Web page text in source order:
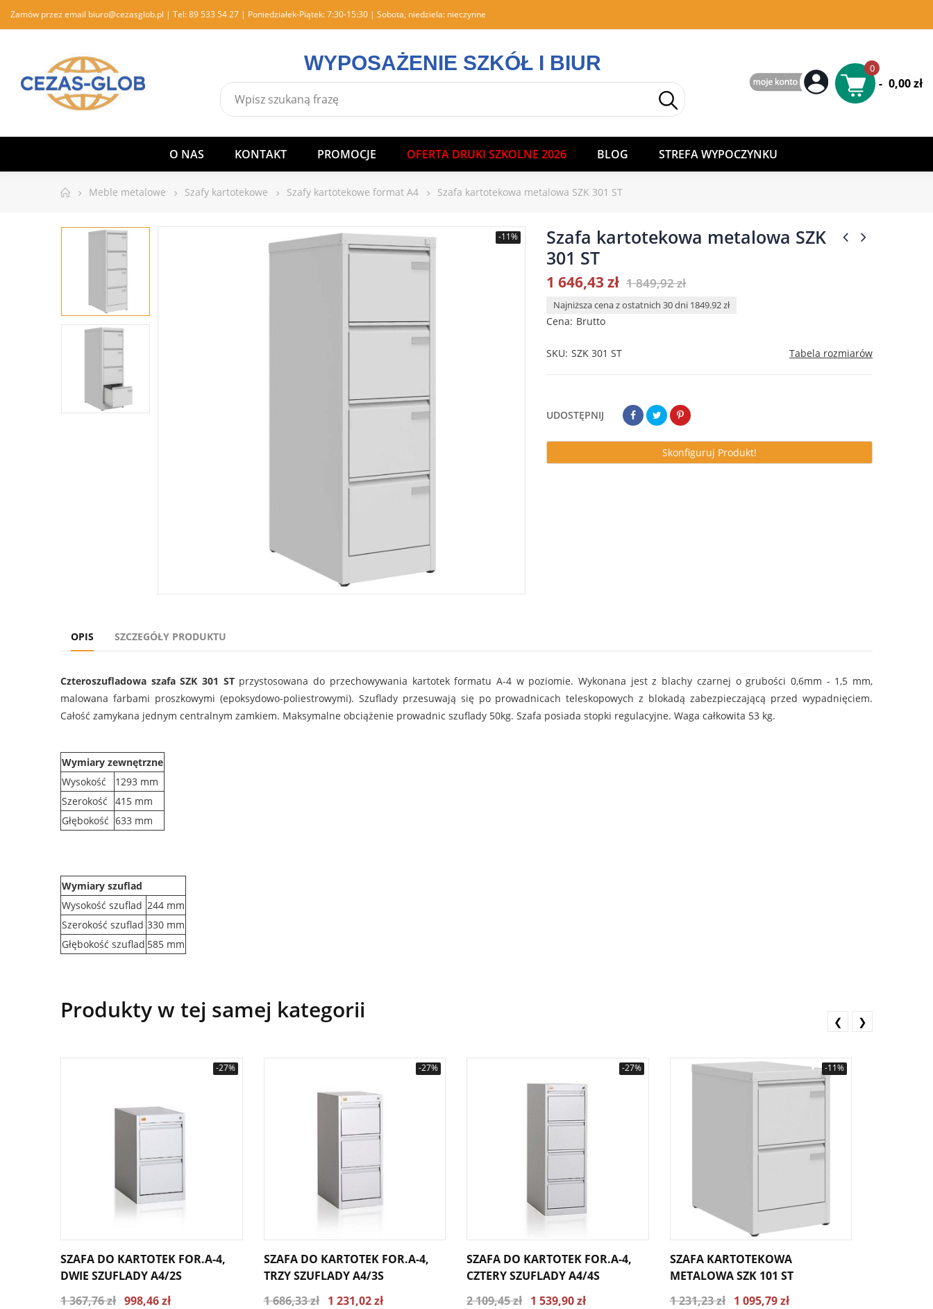
Zamów przez email biuro@cezasglob.pl | Tel:89 533 54 27 | Poniedziałek-Piątek: 7:30-15:30 | Sobota, niedziela: nieczynne
WYPOSAŻENIE SZKÓŁ I BIUR 0
- 0,00 zł
O NAS KONTAKT PROMOCJE OFERTA DRUKI SZKOLNE 2026 BLOG STREFA WYPOCZYNKU
Meble metalowe Szafy kartotekowe Szafy kartotekowe format A4 Szafa kartotekowa metalowa SZK 301 ST
-11%
Szafa kartotekowa metalowa SZK
301 ST
1 646,43 zł 1 849,92 zł
Najniższa cena z ostatnich 30 dni 1849.92 zł
Cena Brutto
Tabela rozmiarów
SKU SZK 301 ST
UDOSTĘPNIJ
Skonfiguruj Produkt!
OPIS SZCZEGÓŁY PRODUKTU
Czteroszufladowa szafa SZK 301 STprzystosowana do przechowywania kartotek formatu A-4 w poziomie. Wykonana jest z blachy czarnej o grubości 0,6mm - 1,5 mm,
malowana farbami proszkowymi (epoksydowo-poliestrowymi). Szuflady przesuwają się po prowadnicach teleskopowych z blokadą zabezpieczającą przed wypadnięciem.
Całość zamykana jednym centralnym zamkiem. Maksymalne obciążenie prowadnic szuflady 50kg. Szafa posiada stopki regulacyjne. Waga całkowita 53 kg.
Wymiary zewnętrzne
Wysokość
1293 mm
Szerokość
415 mm
Głębokość 633 mm
Wymiary szuflad
Wysokość szuflad 244 mm
Szerokość szuflad 330 mm
Głębokość szuflad 585 mm
Produkty w tej samej kategorii
-27%
SZAFA DO KARTOTEK FOR.A-4,
DWIE SZUFLADY A4/2S
1 367,76 zł 998,46 zł
-27%
SZAFA DO KARTOTEK FOR.A-4,
TRZY SZUFLADY A4/3S
1 686,33 zł
1 231,02 zł
-27%
SZAFA DO KARTOTEK FOR.A-4,
CZTERY SZUFLADY A4/4S
2 109,45 zł 1 539,90 zł
-11%
SZAFA KARTOTEKOWA
METALOWA SZK 101 ST
1 231,23 zł
1 095,79 zł
❮ ❯